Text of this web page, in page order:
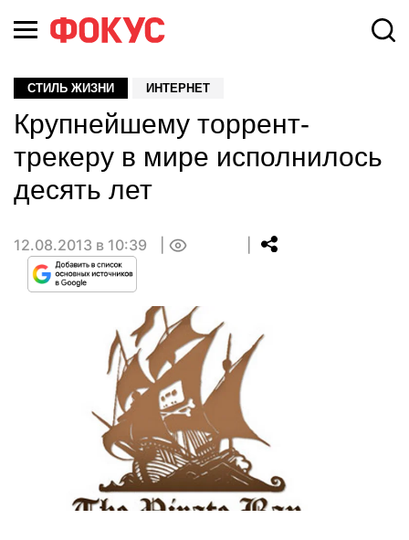
СТИЛЬ ЖИЗНИ ИНТЕРНЕТ
Крупнейшему торрент-
трекеру в мире исполнилось
десять лет
12.08.2013 в 10:39